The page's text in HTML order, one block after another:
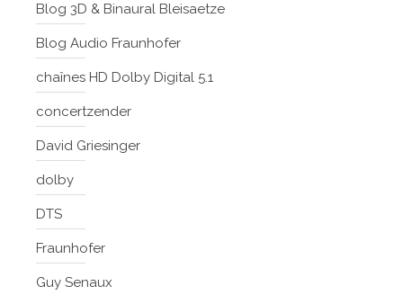
Blog 3D & Binaural Bleisaetze
Blog Audio Fraunhofer
chaînes HD Dolby Digital 5.1
concertzender
David Griesinger
dolby
DTS
Fraunhofer
Guy Senaux